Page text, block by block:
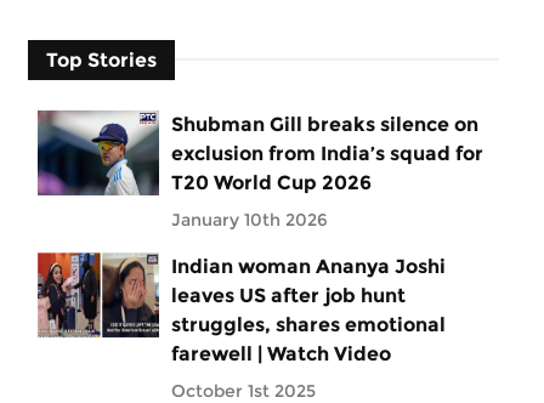
Top Stories
Shubman Gill breaks silence on
exclusion from India’s squad for
T20 World Cup 2026
January 10th 2026
Indian woman Ananya Joshi
leaves US after job hunt
struggles, shares emotional
farewell | Watch Video
October 1st 2025